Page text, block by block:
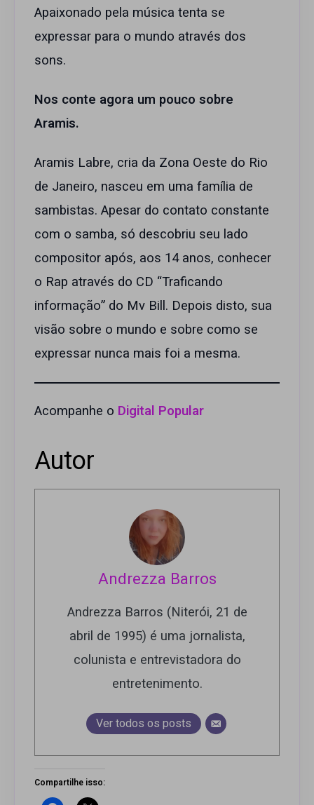
Apaixonado pela música tenta se
expressar para o mundo através dos
sons.
Nos conte agora um pouco sobre
Aramis.
Aramis Labre, cria da Zona Oeste do Rio
de Janeiro, nasceu em uma família de
sambistas. Apesar do contato constante
com o samba, só descobriu seu lado
compositor após, aos 14 anos, conhecer
o Rap através do CD “Traficando
informação” do Mv Bill. Depois disto, sua
visão sobre o mundo e sobre como se
expressar nunca mais foi a mesma.
Acompanhe o Digital Popular
Autor
Andrezza Barros
Andrezza Barros (Niterói, 21 de
abril de 1995) é uma jornalista,
colunista e entrevistadora do
entretenimento.
Ver todos os posts
Compartilhe isso: